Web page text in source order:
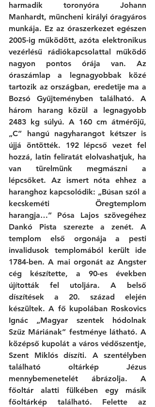
harmadik toronyóra Johann
Manhardt, müncheni királyi óragyáros
munkája. Ez az óraszerkezet egészen
2005-ig működött, azóta elektronikus
vezérlésű rádiókapcsolattal működő
nagyon pontos órája van. Az
óraszámlap a legnagyobbak közé
tartozik az országban, eredetije ma a
Bozsó Gyűjteményben található. A
három harang közül a legnagyobb
2483 kg súlyú. A 160 cm átmérőjű,
„C” hangú nagyharangot kétszer is
újjá öntötték. 192 lépcső vezet fel
hozzá, latin feliratát elolvashatjuk, ha
van türelmünk megmászni a
lépcsőket. Az ismert nóta ehhez a
haranghoz kapcsolódik: „Búsan szól a
kecskeméti Öregtemplom
harangja…” Pósa Lajos szövegéhez
Dankó Pista szerezte a zenét. A
templom első orgonája a pesti
invalidusok templomából került ide
1784-ben. A mai orgonát az Angster
cég készítette, a 90-es években
újították fel utoljára. A belső
díszítések a 20. század elején
készültek. A fő kupolában Roskovics
Ignác „Magyar szentek hódolnak
Szűz Máriának” festménye látható. A
középső kupolát a város védőszentje,
Szent Miklós díszíti. A szentélyben
található oltárkép Jézus
mennybemenetelét ábrázolja. A
főoltár alatti fülkében egy másik
főoltárkép található. Felette az